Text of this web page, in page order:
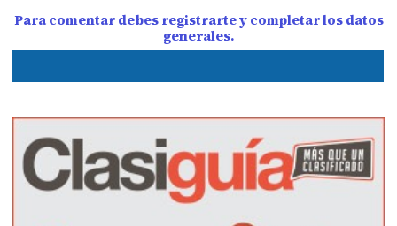
Para comentar debes registrarte y completar los datos
generales.